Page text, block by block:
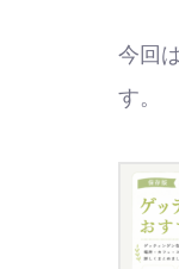
今回
す。